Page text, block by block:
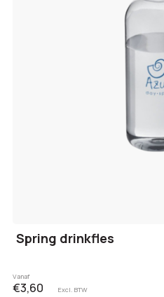
Spring drinkfles
Vanaf
€3,60 Excl. BTW